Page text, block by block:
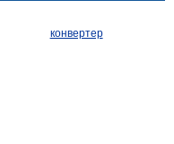
конвертер